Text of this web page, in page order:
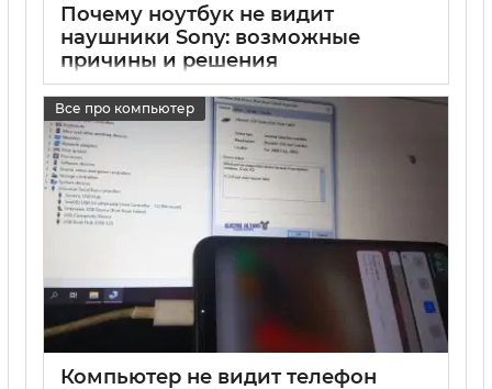
Почему ноутбук не видит
наушники Sony: возможные
причины и решения
17 05 2025 0
Все про компьютер
Компьютер не видит телефон